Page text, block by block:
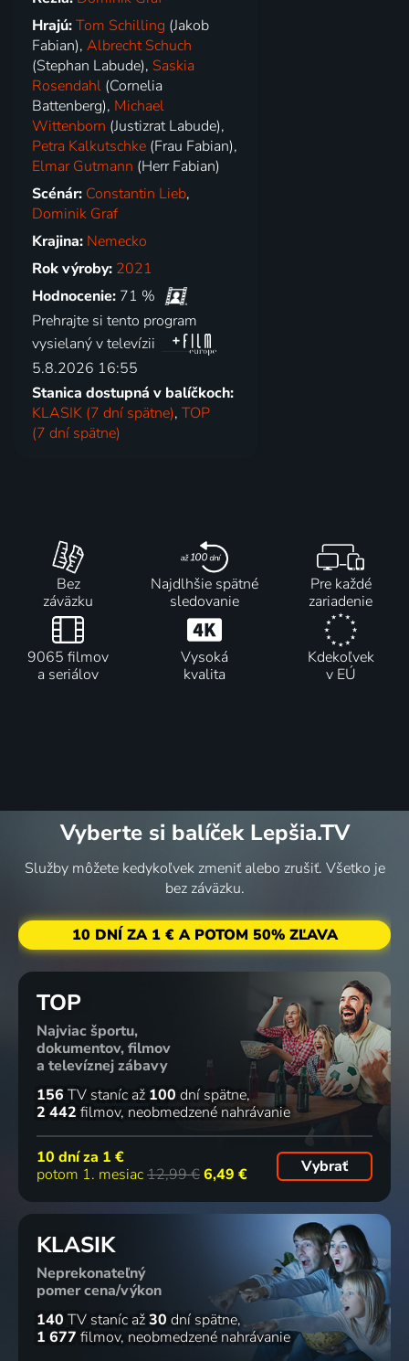
Hrajú:Tom Schilling (Jakob
Fabian),Albrecht Schuch
(Stephan Labude), Saskia
Rosendahl (Cornelia
Battenberg), Michael
Wittenborn (Justizrat Labude),
Petra Kalkutschke (Frau Fabian),
Elmar Gutmann (Herr Fabian)
Scénár: Constantin Lieb,
Dominik Graf
Krajina: Nemecko
Rok výroby: 2021
Hodnocenie: 71 %
Prehrajte si tento program
vysielaný v televízii
5.8.2026 16:55
Stanica dostupná v balíčkoch:
KLASIK (7 dní spätne),TOP
(7 dní spätne)
Bez
záväzku
Najdlhšie spätné
sledovanie
Pre každé
zariadenie
9065 filmov
a seriálov
Vysoká
kvalita
Kdekoľvek
v EÚ
Vyberte si balíček Lepšia.TV
Služby môžete kedykoľvek zmeniť alebo zrušiť. Všetko je
bez záväzku.
10 DNÍ ZA 1 € A POTOM 50% ZĽAVA
TOP
Najviac športu,
dokumentov, filmov
a televíznej zábavy
156 TV staníc až 100 dní spätne
2 442 filmov neobmedzené nahrávanie
10 dní za 1 €
potom 1. mesiac12,99 €6,49 € Vybrať
KLASIK
Neprekonateľný
pomer cena/výkon
140 TV staníc až30 dní spätne
1 677 filmov neobmedzené nahrávanie